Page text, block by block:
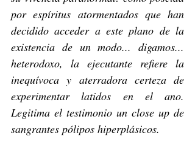
por espíritus atormentados que han
decidido acceder a este plano de la
existencia de un modo... digamos...
heterodoxo, la ejecutante refiere la
inequívoca y aterradora certeza de
experimentar latidos en el ano.
Legitima el testimonio un close up de
sangrantes pólipos hiperplásicos.